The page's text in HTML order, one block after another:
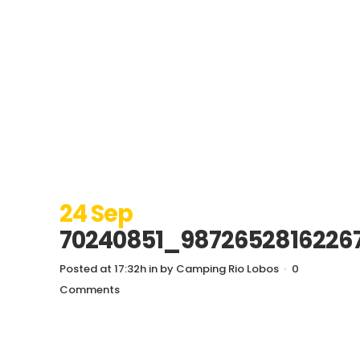
24 Sep
Posted at 17:32h in by Camping Rio Lobos
0
Comments